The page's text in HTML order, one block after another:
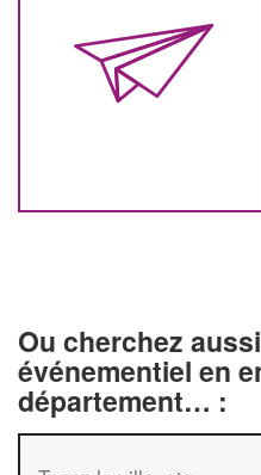
Ou cherchez
événementiel en
département… :